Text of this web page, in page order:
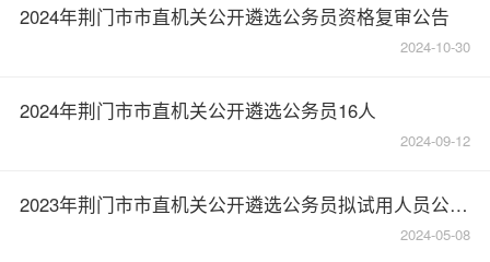
2024年荆门市市直机关公开遴选公务员资格复审公告
2024-10-30
2024年荆门市市直机关公开遴选公务员16人
2024-09-12
2023年荆门市市直机关公开遴选公务员拟试用人员公示（第一批）
2024-05-08